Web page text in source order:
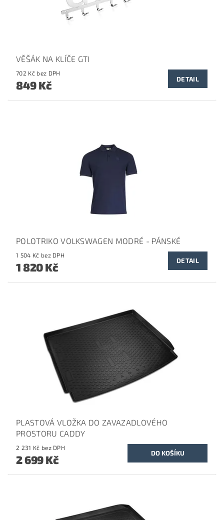
VĚŠÁK NA KLÍČE GTI
702 Kč bez DPH
849 Kč DETAIL
POLOTRIKO VOLKSWAGEN MODRÉ - PÁNSKÉ
1 504 Kč bez DPH
1 820 Kč DETAIL
PLASTOVÁ VLOŽKA DO ZAVAZADLOVÉHO
PROSTORU CADDY
2 231 Kč bez DPH
2 699 Kč